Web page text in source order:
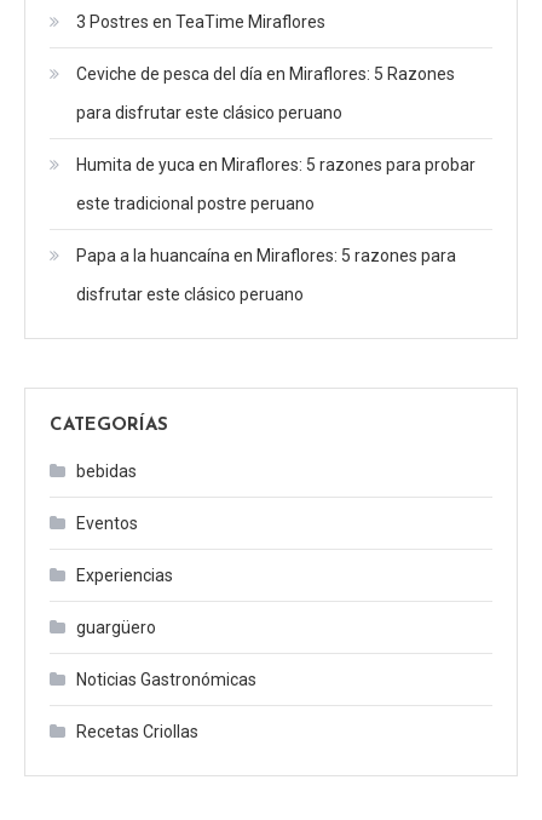
3 Postres en TeaTime Miraflores
Ceviche de pesca del día en Miraflores: 5 Razones
para disfrutar este clásico peruano
Humita de yuca en Miraflores: 5 razones para probar
este tradicional postre peruano
Papa a la huancaína en Miraflores: 5 razones para
disfrutar este clásico peruano
CATEGORÍAS
bebidas
Eventos
Experiencias
guargüero
Noticias Gastronómicas
Recetas Criollas